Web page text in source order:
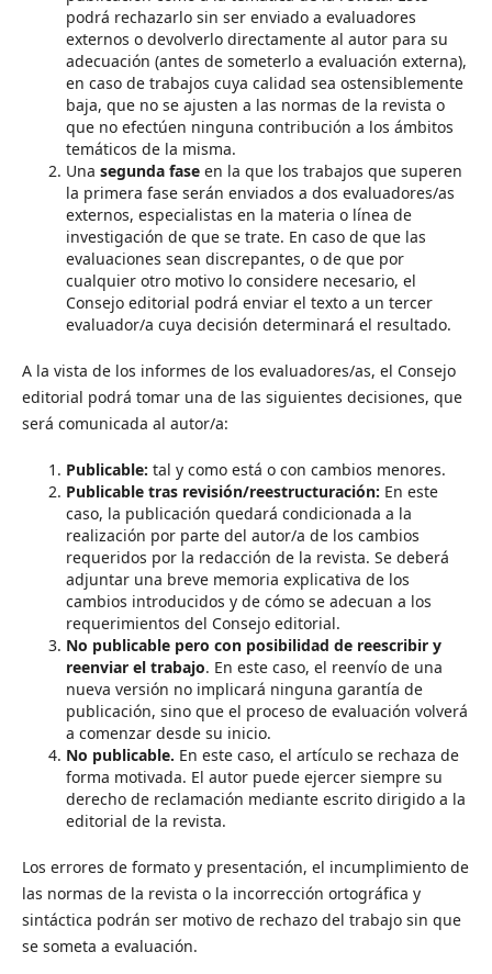
podrá rechazarlo sin ser enviado a evaluadores
externos o devolverlo directamente al autor para su
adecuación (antes de someterlo a evaluación externa),
en caso de trabajos cuya calidad sea ostensiblemente
baja, que no se ajusten a las normas de la revista o
que no efectúen ninguna contribución a los ámbitos
temáticos de la misma.
Una segunda fase en la que los trabajos que superen
la primera fase serán enviados a dos evaluadores/as
externos, especialistas en la materia o línea de
investigación de que se trate. En caso de que las
evaluaciones sean discrepantes, o de que por
cualquier otro motivo lo considere necesario, el
Consejo editorial podrá enviar el texto a un tercer
evaluador/a cuya decisión determinará el resultado.
A la vista de los informes de los evaluadores/as, el Consejo
editorial podrá tomar una de las siguientes decisiones, que
será comunicada al autor/a:
Publicable: tal y como está o con cambios menores.
Publicable tras revisión/reestructuración: En este
caso, la publicación quedará condicionada a la
realización por parte del autor/a de los cambios
requeridos por la redacción de la revista. Se deberá
adjuntar una breve memoria explicativa de los
cambios introducidos y de cómo se adecuan a los
requerimientos del Consejo editorial.
No publicable pero con posibilidad de reescribir y
reenviar el trabajo. En este caso, el reenvío de una
nueva versión no implicará ninguna garantía de
publicación, sino que el proceso de evaluación volverá
a comenzar desde su inicio.
No publicable. En este caso, el artículo se rechaza de
forma motivada. El autor puede ejercer siempre su
derecho de reclamación mediante escrito dirigido a la
editorial de la revista.
Los errores de formato y presentación, el incumplimiento de
las normas de la revista o la incorrección ortográfica y
sintáctica podrán ser motivo de rechazo del trabajo sin que
se someta a evaluación.